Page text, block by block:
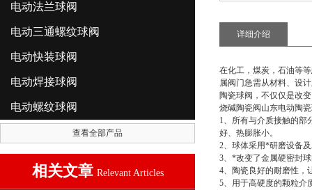
电动法兰球阀
电动三通螺纹球阀
电动快装球阀
电动焊接球阀
电动螺纹球阀
查看全部产品
相关文章 Relevant Articles
详细介绍
在化工，煤炭，石油等
属阀门急需从材料、设
陶瓷球阀 ，不仅仅是改
烧碱陶瓷阀山东电动陶
1、所有与介质接触的部
好、热膨胀小。
2、球体采用*研磨设备
3、*改变了金属硬密封
4、陶瓷良好的耐磨性，
5、用于高硬度的颗粒介